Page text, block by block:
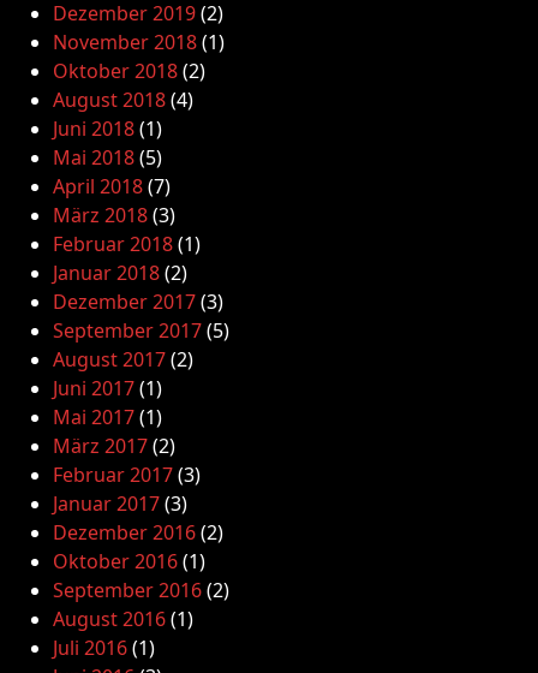
Dezember 2019(2)
November 2018(1)
Oktober 2018(2)
August 2018(4)
Juni 2018(1)
Mai 2018(5)
April 2018(7)
März 2018(3)
Februar 2018(1)
Januar 2018(2)
Dezember 2017(3)
September 2017(5)
August 2017(2)
Juni 2017(1)
Mai 2017(1)
März 2017(2)
Februar 2017(3)
Januar 2017(3)
Dezember 2016(2)
Oktober 2016(1)
September 2016(2)
August 2016(1)
Juli 2016(1)